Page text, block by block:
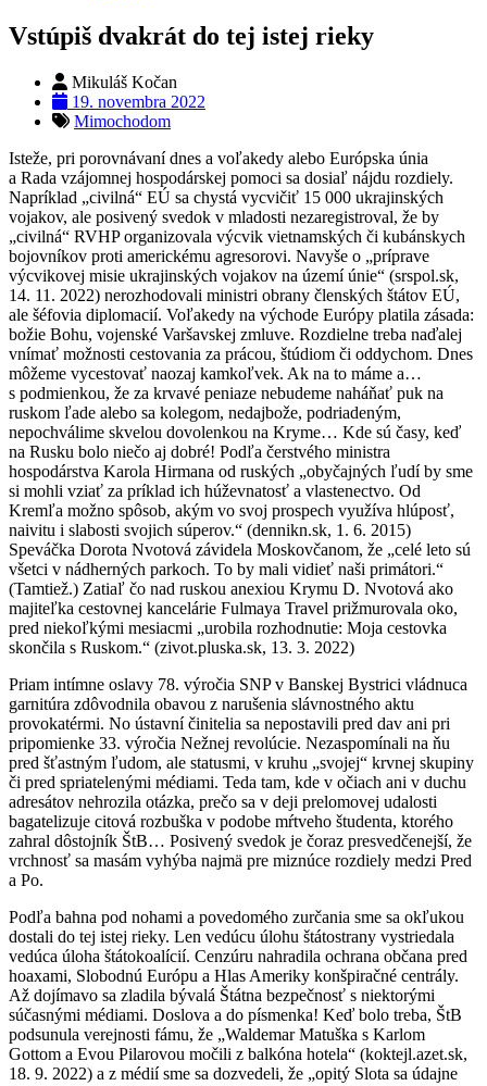
Vstúpiš dvakrát do tej istej rieky
Mikuláš Kočan
19. novembra 2022
Mimochodom
Isteže, pri porovnávaní dnes a voľakedy alebo Európska únia
a Rada vzájomnej hospodárskej pomoci sa dosiaľ nájdu rozdiely.
Napríklad „civilná“ EÚ sa chystá vycvičiť 15 000 ukrajinských
vojakov, ale posivený svedok v mladosti nezaregistroval, že by
„civilná“ RVHP organizovala výcvik vietnamských či kubánskych
bojovníkov proti americkému agresorovi. Navyše o „príprave
výcvikovej misie ukrajinských vojakov na území únie“ (srspol.sk,
14. 11. 2022) nerozhodovali ministri obrany členských štátov EÚ,
ale šéfovia diplomacií. Voľakedy na východe Európy platila zásada:
božie Bohu, vojenské Varšavskej zmluve. Rozdielne treba naďalej
vnímať možnosti cestovania za prácou, štúdiom či oddychom. Dnes
môžeme vycestovať naozaj kamkoľvek. Ak na to máme a…
s podmienkou, že za krvavé peniaze nebudeme naháňať puk na
ruskom ľade alebo sa kolegom, nedajbože, podriadeným,
nepochválime skvelou dovolenkou na Kryme… Kde sú časy, keď
na Rusku bolo niečo aj dobré! Podľa čerstvého ministra
hospodárstva Karola Hirmana od ruských „obyčajných ľudí by sme
si mohli vziať za príklad ich húževnatosť a vlastenectvo. Od
Kremľa možno spôsob, akým vo svoj prospech využíva hlúposť,
naivitu i slabosti svojich súperov.“ (dennikn.sk, 1. 6. 2015)
Speváčka Dorota Nvotová závidela Moskovčanom, že „celé leto sú
všetci v nádherných parkoch. To by mali vidieť naši primátori.“
(Tamtiež.) Zatiaľ čo nad ruskou anexiou Krymu D. Nvotová ako
majiteľka cestovnej kancelárie Fulmaya Travel prižmurovala oko,
pred niekoľkými mesiacmi „urobila rozhodnutie: Moja cestovka
skončila s Ruskom.“ (zivot.pluska.sk, 13. 3. 2022)
Priam intímne oslavy 78. výročia SNP v Banskej Bystrici vládnuca
garnitúra zdôvodnila obavou z narušenia slávnostného aktu
provokatérmi. No ústavní činitelia sa nepostavili pred dav ani pri
pripomienke 33. výročia Nežnej revolúcie. Nezaspomínali na ňu
pred šťastným ľudom, ale statusmi, v kruhu „svojej“ krvnej skupiny
či pred spriatelenými médiami. Teda tam, kde v očiach ani v duchu
adresátov nehrozila otázka, prečo sa v deji prelomovej udalosti
bagatelizuje citová rozbuška v podobe mŕtveho študenta, ktorého
zahral dôstojník ŠtB… Posivený svedok je čoraz presvedčenejší, že
vrchnosť sa masám vyhýba najmä pre miznúce rozdiely medzi Pred
a Po.
Podľa bahna pod nohami a povedomého zurčania sme sa okľukou
dostali do tej istej rieky. Len vedúcu úlohu štátostrany vystriedala
vedúca úloha štátokoalícií. Cenzúru nahradila ochrana občana pred
hoaxami, Slobodnú Európu a Hlas Ameriky konšpiračné centrály.
Až dojímavo sa zladila bývalá Štátna bezpečnosť s niektorými
súčasnými médiami. Doslova a do písmenka! Keď bolo treba, ŠtB
podsunula verejnosti fámu, že „Waldemar Matuška s Karlom
Gottom a Evou Pilarovou močili z balkóna hotela“ (koktejl.azet.sk,
18. 9. 2022) a z médií sme sa dozvedeli, že „opitý Slota sa údajne